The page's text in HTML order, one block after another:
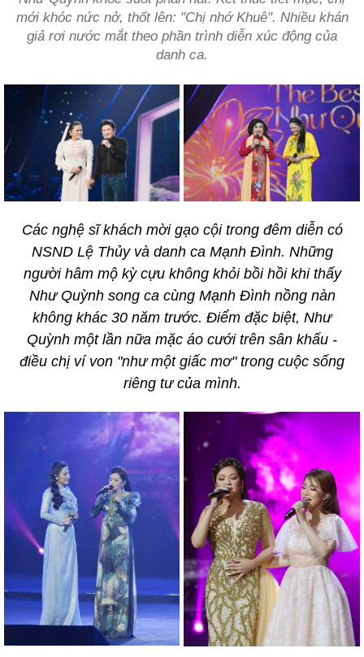
mới khóc nức nở, thốt lên: "Chị nhớ Khuê". Nhiều khán
giả rơi nước mắt theo phần trình diễn xúc động của
danh ca.
Các nghệ sĩ khách mời gạo cội trong đêm diễn có
NSND Lệ Thủy và danh ca Mạnh Đình. Những
người hâm mộ kỳ cựu không khỏi bồi hồi khi thấy
Như Quỳnh song ca cùng Mạnh Đình nồng nàn
không khác 30 năm trước. Điểm đặc biệt, Như
Quỳnh một lần nữa mặc áo cưới trên sân khấu -
điều chị ví von "như một giấc mơ" trong cuộc sống
riêng tư của mình.